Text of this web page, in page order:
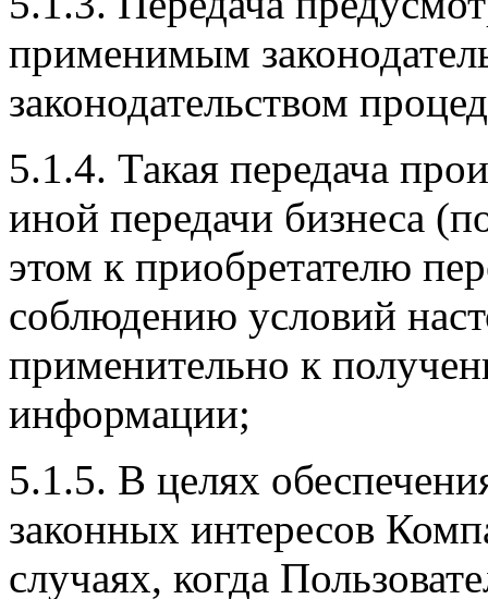
применимым
законодательством
5.1.4. Такая передача
иной передачи бизнеса
этом к приобретателю
соблюдению условий
применительно к
информации;
5.1.5. В целях
законных интересов
случаях, когда